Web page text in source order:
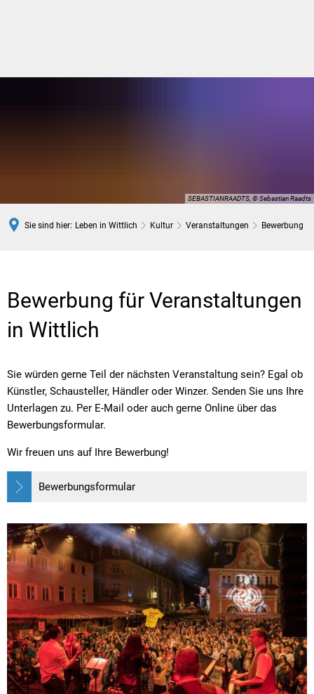
SEBASTIANRAADTS, © Sebastian Raadts
Sie sind hier: Leben in Wittlich Kultur Veranstaltungen Bewerbung
Bewerbung für Veranstaltungen
in Wittlich
Sie würden gerne Teil der nächsten Veranstaltung sein? Egal ob
Künstler, Schausteller, Händler oder Winzer. Senden Sie uns Ihre
Unterlagen zu. Per E-Mail oder auch gerne Online über das
Bewerbungsformular.
Wir freuen uns auf Ihre Bewerbung!
Bewerbungsformular